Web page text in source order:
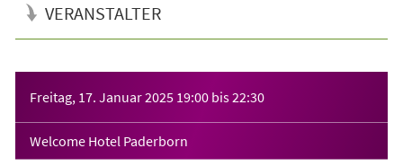
VERANSTALTER
Freitag, 17. Januar 2025 19:00 bis22:30
Welcome Hotel Paderborn